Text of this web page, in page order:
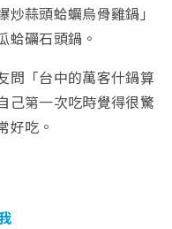
蒜頭蛤蠣烏骨雞鍋」
蛤礪石頭鍋。
問「台中的萬客什鍋算
己第一次吃時覺得很驚
好吃。